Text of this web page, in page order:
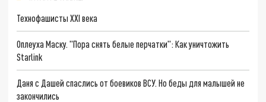
Технофашисты XXI века
Оплеуха Маску. "Пора снять белые перчатки": Как уничтожить
Starlink
Даня с Дашей спаслись от боевиков ВСУ. Но беды для малышей не
закончились